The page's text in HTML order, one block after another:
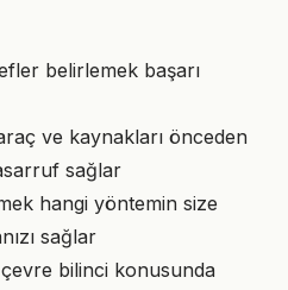
belirlemek başarı
ve kaynakları önceden
sağlar
hangi yöntemin size
sağlar
bilinci konusunda